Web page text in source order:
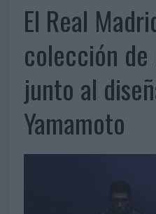
El Real
colección
junto al
Yamamoto